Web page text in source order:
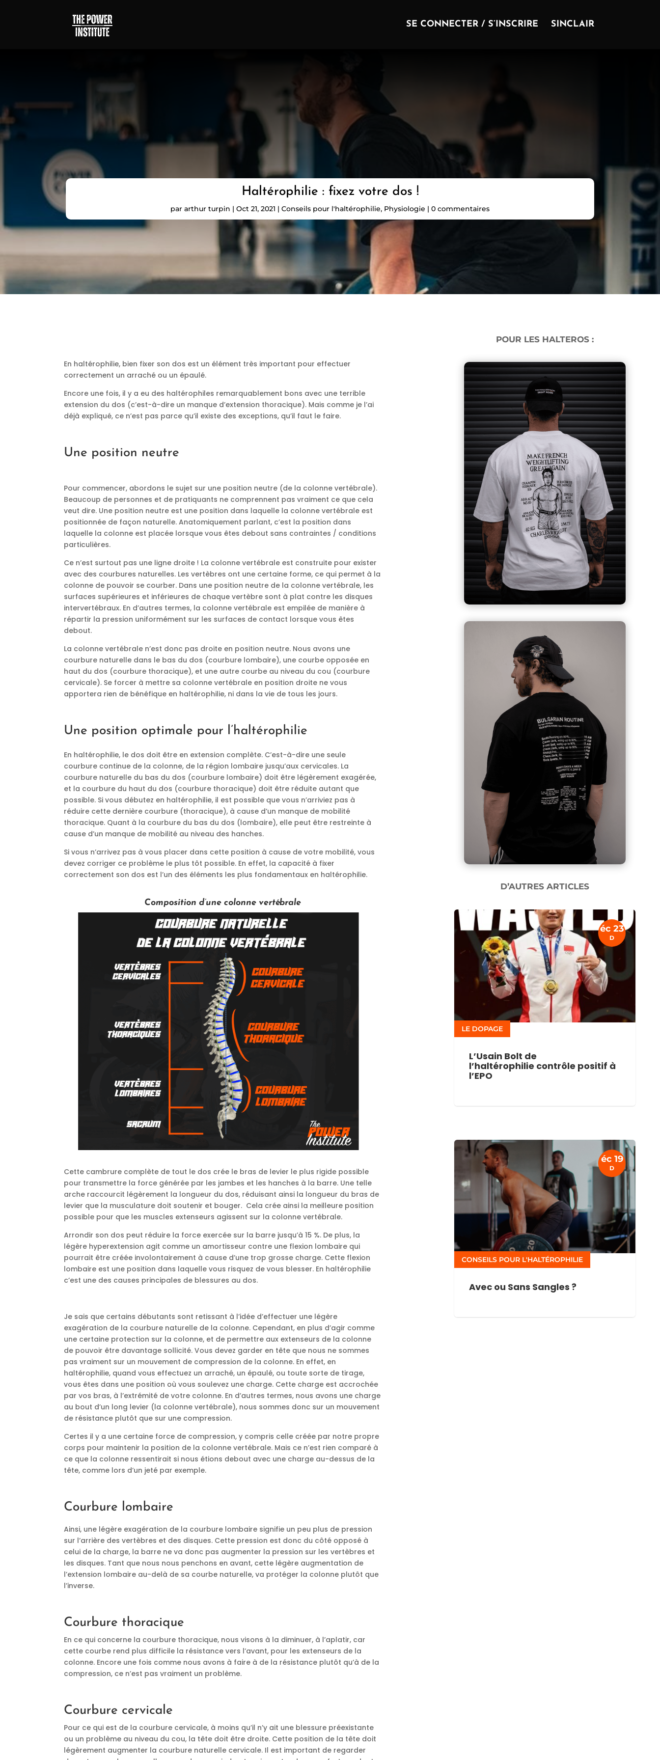
SE CONNECTER / S’INSCRIRE SINCLAIR
Haltérophilie : fixez votre dos !
par arthur turpin | Oct 21, 2021 | Conseils pour l'haltérophilie, Physiologie | 0 commentaires
En haltérophilie, bien fixer son dos est un élément très important pour effectuer
correctement un arraché ou un épaulé.
Encore une fois, il y a eu des haltérophiles remarquablement bons avec une terrible
extension du dos (c’est-à-dire un manque d’extension thoracique). Mais comme je l’ai
déjà expliqué, ce n’est pas parce qu’il existe des exceptions, qu’il faut le faire.
Une position neutre
Pour commencer, abordons le sujet sur une position neutre (de la colonne vertébrale).
Beaucoup de personnes et de pratiquants ne comprennent pas vraiment ce que cela
veut dire. Une position neutre est une position dans laquelle la colonne vertébrale est
positionnée de façon naturelle. Anatomiquement parlant, c’est la position dans
laquelle la colonne est placée lorsque vous êtes debout sans contraintes / conditions
particulières.
Ce n’est surtout pas une ligne droite ! La colonne vertébrale est construite pour exister
avec des courbures naturelles. Les vertèbres ont une certaine forme, ce qui permet à la
colonne de pouvoir se courber. Dans une position neutre de la colonne vertébrale, les
surfaces supérieures et inférieures de chaque vertèbre sont à plat contre les disques
intervertébraux. En d’autres termes, la colonne vertébrale est empilée de manière à
répartir la pression uniformément sur les surfaces de contact lorsque vous êtes
debout.
La colonne vertébrale n’est donc pas droite en position neutre. Nous avons une
courbure naturelle dans le bas du dos (courbure lombaire), une courbe opposée en
haut du dos (courbure thoracique), et une autre courbe au niveau du cou (courbure
cervicale). Se forcer à mettre sa colonne vertébrale en position droite ne vous
apportera rien de bénéfique en haltérophilie, ni dans la vie de tous les jours.
Une position optimale pour l’haltérophilie
En haltérophilie, le dos doit être en extension complète. C’est-à-dire une seule
courbure continue de la colonne, de la région lombaire jusqu’aux cervicales. La
courbure naturelle du bas du dos (courbure lombaire) doit être légèrement exagérée,
et la courbure du haut du dos (courbure thoracique) doit être réduite autant que
possible. Si vous débutez en haltérophilie, il est possible que vous n’arriviez pas à
réduire cette dernière courbure (thoracique), à cause d’un manque de mobilité
thoracique. Quant à la courbure du bas du dos (lombaire), elle peut être restreinte à
cause d’un manque de mobilité au niveau des hanches.
Si vous n’arrivez pas à vous placer dans cette position à cause de votre mobilité, vous
devez corriger ce problème le plus tôt possible. En effet, la capacité à fixer
correctement son dos est l’un des éléments les plus fondamentaux en haltérophilie.
Composition d’une colonne vertébrale
Cette cambrure complète de tout le dos crée le bras de levier le plus rigide possible
pour transmettre la force générée par les jambes et les hanches à la barre. Une telle
arche raccourcit légèrement la longueur du dos, réduisant ainsi la longueur du bras de
levier que la musculature doit soutenir et bouger. Cela crée ainsi la meilleure position
possible pour que les muscles extenseurs agissent sur la colonne vertébrale.
Arrondir son dos peut réduire la force exercée sur la barre jusqu’à 15 %. De plus, la
légère hyperextension agit comme un amortisseur contre une flexion lombaire qui
pourrait être créée involontairement à cause d’une trop grosse charge. Cette flexion
lombaire est une position dans laquelle vous risquez de vous blesser. En haltérophilie
c’est une des causes principales de blessures au dos.
Je sais que certains débutants sont retissant à l’idée d’effectuer une légère
exagération de la courbure naturelle de la colonne. Cependant, en plus d’agir comme
une certaine protection sur la colonne, et de permettre aux extenseurs de la colonne
de pouvoir être davantage sollicité. Vous devez garder en tête que nous ne sommes
pas vraiment sur un mouvement de compression de la colonne. En effet, en
haltérophilie, quand vous effectuez un arraché, un épaulé, ou toute sorte de tirage,
vous êtes dans une position où vous soulevez une charge. Cette charge est accrochée
par vos bras, à l’extrémité de votre colonne. En d’autres termes, nous avons une charge
au bout d’un long levier (la colonne vertébrale), nous sommes donc sur un mouvement
de résistance plutôt que sur une compression.
Certes il y a une certaine force de compression, y compris celle créée par notre propre
corps pour maintenir la position de la colonne vertébrale. Mais ce n’est rien comparé à
ce que la colonne ressentirait si nous étions debout avec une charge au-dessus de la
tête, comme lors d’un jeté par exemple.
Courbure lombaire
Ainsi, une légère exagération de la courbure lombaire signifie un peu plus de pression
sur l’arrière des vertèbres et des disques. Cette pression est donc du côté opposé à
celui de la charge, la barre ne va donc pas augmenter la pression sur les vertèbres et
les disques. Tant que nous nous penchons en avant, cette légère augmentation de
l’extension lombaire au-delà de sa courbe naturelle, va protéger la colonne plutôt que
l’inverse.
Courbure thoracique
En ce qui concerne la courbure thoracique, nous visons à la diminuer, à l’aplatir, car
cette courbe rend plus difficile la résistance vers l’avant, pour les extenseurs de la
colonne. Encore une fois comme nous avons à faire à de la résistance plutôt qu’à de la
compression, ce n’est pas vraiment un problème.
Courbure cervicale
Pour ce qui est de la courbure cervicale, à moins qu’il n’y ait une blessure préexistante
ou un problème au niveau du cou, la tête doit être droite. Cette position de la tête doit
légèrement augmenter la courbure naturelle cervicale. Il est important de regarder
POUR LES HALTEROS :
D’AUTRES ARTICLES
L’Usain Bolt de
l’haltérophilie contrôle positif à
l’EPO
LE DOPAGE
éc 23
D
Avec ou Sans Sangles ?
CONSEILS POUR L'HALTÉROPHILIE
éc 19
D